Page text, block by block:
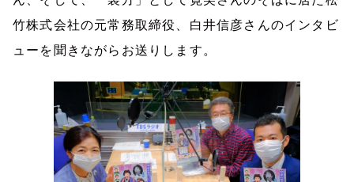
竹株式会社の元常務取締役、白井信彦さんのインタビ
ューを聞きながらお送りします。